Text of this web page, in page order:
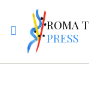
ROMA
PRESS